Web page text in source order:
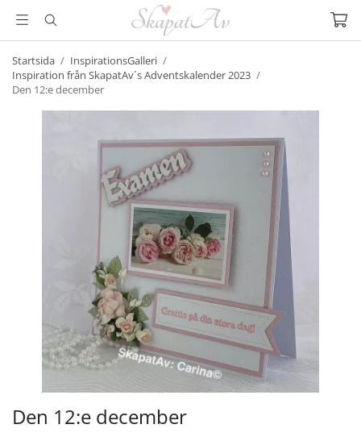
Startsida / InspirationsGalleri /
Inspiration från SkapatAv´s Adventskalender 2023 /
Den 12:e december
Den 12:e december